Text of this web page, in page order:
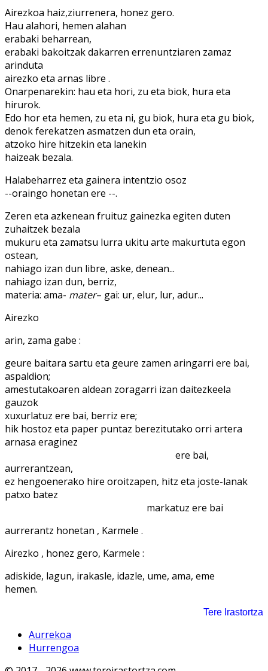
Airezkoa haiz,ziurrenera, honez gero.
Hau alahori, hemen alahan
erabaki beharrean,
erabaki bakoitzak dakarren errenuntziaren zamaz
arinduta
airezko eta arnas libre .
Onarpenarekin: hau eta hori, zu eta biok, hura eta
hirurok.
Edo hor eta hemen, zu eta ni, gu biok, hura eta gu biok,
denok ferekatzen asmatzen dun eta orain,
atzoko hire hitzekin eta lanekin
haizeak bezala.
Halabeharrez eta gainera intentzio osoz
--oraingo honetan ere --.
Zeren eta azkenean fruituz gainezka egiten duten
zuhaitzek bezala
mukuru eta zamatsu lurra ukitu arte makurtuta egon
ostean,
nahiago izan dun libre, aske, denean...
nahiago izan dun, berriz,
materia: ama- mater– gai: ur, elur, lur, adur...
Airezko
arin, zama gabe :
geure baitara sartu eta geure zamen aringarri ere bai,
aspaldion;
amestutakoaren aldean zoragarri izan daitezkeela
gauzok
xuxurlatuz ere bai, berriz ere;
hik hostoz eta paper puntaz berezitutako orri artera
arnasa eraginez
ere bai,
aurrerantzean,
ez hengoenerako hire oroitzapen, hitz eta joste-lanak
patxo batez
markatuz ere bai
aurrerantz honetan , Karmele .
Airezko , honez gero, Karmele :
adiskide, lagun, irakasle, idazle, ume, ama, eme
hemen.
Tere Irastortza
Aurrekoa
Hurrengoa